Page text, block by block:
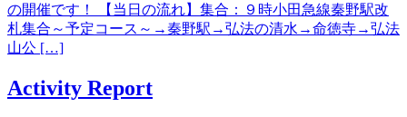
の開催です！ 【当日の流れ】集合：９時小田急線秦野駅改
札集合～予定コース～→秦野駅→弘法の清水→命徳寺→弘法
山公 […]
Activity Report